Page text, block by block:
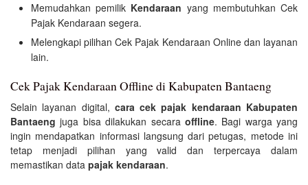
Memudahkan pemilik Kendaraan yang membutuhkan Cek
Pajak Kendaraan segera.
Melengkapi pilihan Cek Pajak Kendaraan Online dan layanan
lain.
Cek Pajak Kendaraan Offline di Kabupaten Bantaeng
Selain layanan digital, cara cek pajak kendaraan Kabupaten
Bantaeng juga bisa dilakukan secara offline. Bagi warga yang
ingin mendapatkan informasi langsung dari petugas, metode ini
tetap menjadi pilihan yang valid dan terpercaya dalam
memastikan data pajak kendaraan.